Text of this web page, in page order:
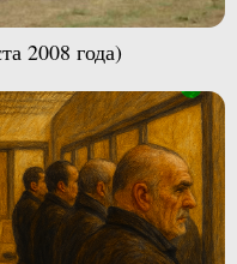
2008 года)